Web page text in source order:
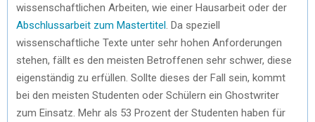
wissenschaftlichen Arbeiten, wie einer Hausarbeit oder der
Abschlussarbeit zum Mastertitel . Da speziell
wissenschaftliche Texte unter sehr hohen Anforderungen
stehen, fällt es den meisten Betroffenen sehr schwer, diese
eigenständig zu erfüllen. Sollte dieses der Fall sein, kommt
bei den meisten Studenten oder Schülern ein Ghostwriter
zum Einsatz. Mehr als 53 Prozent der Studenten haben für